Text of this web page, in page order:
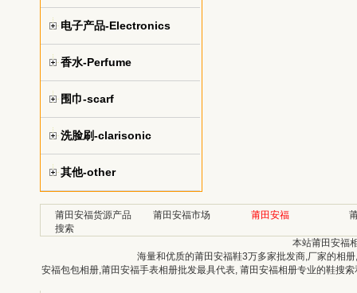
电子产品-Electronics
香水-Perfume
围巾-scarf
洗脸刷-clarisonic
其他-other
莆田安福货源产品
搜索
莆田安福市场 莆田安福
本站莆田安福
海量和优质的莆田安福鞋3万多家批发商,厂家的相
安福包包相册,莆田安福手表相册批发最具代表, 莆田安福相册专业的鞋搜